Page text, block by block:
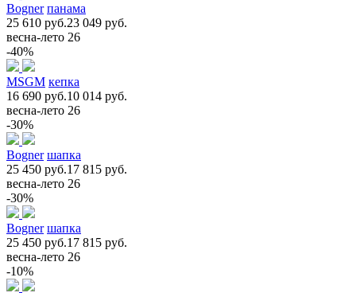
Bogner панама
25 610 руб.23 049 руб.
весна-лето 26
-40%
MSGM кепка
16 690 руб.10 014 руб.
весна-лето 26
-30%
Bogner шапка
25 450 руб.17 815 руб.
весна-лето 26
-30%
Bogner шапка
25 450 руб.17 815 руб.
весна-лето 26
-10%